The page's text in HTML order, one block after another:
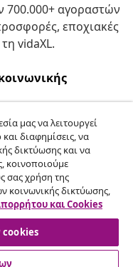
700.000+ αγοραστών
εποχιακές
vidaXL.
για την
σύμβαση
μας να λειτουργεί
διαφημίσεις, να
δικτύωσης και να
κοινοποιούμε
σας χρήση της
κοινωνικής δικτύωσης,
και Cookies